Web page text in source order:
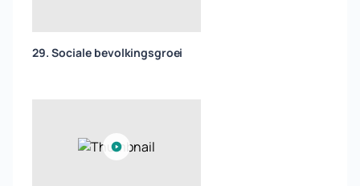
29. Sociale bevolkingsgroei